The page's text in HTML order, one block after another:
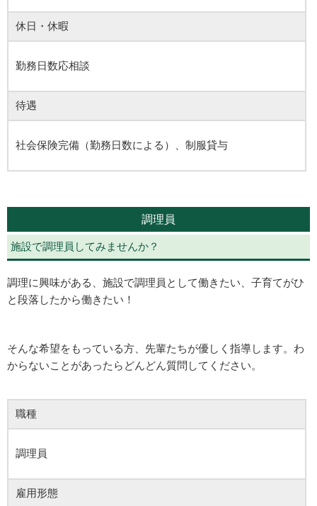
休日・休暇
勤務日数応相談
待遇
社会保険完備（勤務日数による）、制服貸与
調理員
施設で調理員してみませんか？
調理に興味がある、施設で調理員として働きたい、子育てがひ
と段落したから働きたい！
そんな希望をもっている方、先輩たちが優しく指導します。わ
からないことがあったらどんどん質問してください。
職種
調理員
雇用形態